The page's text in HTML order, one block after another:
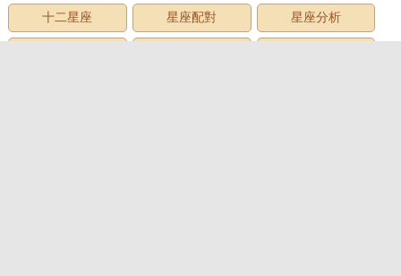
十二星座 星座配對 星座分析